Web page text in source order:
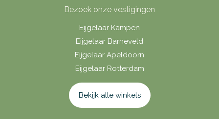
Bezoek onze vestigingen
Eijgelaar Kampen
Eijgelaar Barneveld
Eijgelaar Apeldoorn
Eijgelaar Rotterdam
Bekijk alle winkels